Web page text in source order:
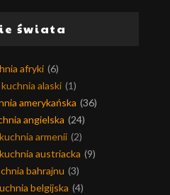
świata
afryki (6)
kuchnia alaski (1)
amerykańska (36)
angielska (24)
kuchnia armenii (2)
kuchnia austriacka (9)
bahrajnu (3)
belgijska (4)